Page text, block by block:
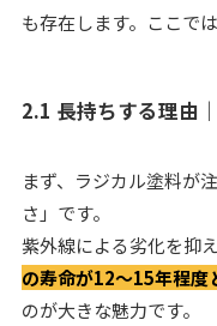
も存在します。ここで
2.1 長持ちする理由
まず、ラジカル塗料が
さ」です。
紫外線による劣化を抑
の寿命が12〜15年程度
のが大きな魅力です。